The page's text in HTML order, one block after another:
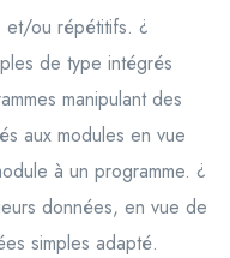
et/ou répétitifs. ¿
de type intégrés
manipulant des
aux modules en vue
à un programme. ¿
données, en vue de
simples adapté.